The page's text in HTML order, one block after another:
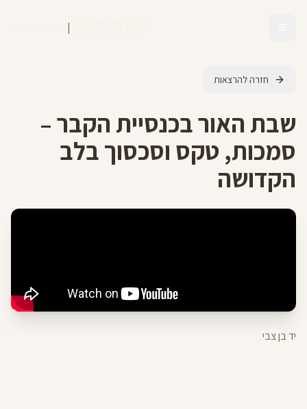
|
חזרה להרצאות
שבת האור בכנסיית הקבר –
סמכות, טקס וסכסוך בלב
הקדושה
יד בן צבי